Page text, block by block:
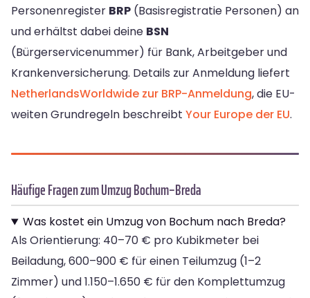
Personenregister BRP (Basisregistratie Personen) an
und erhältst dabei deine BSN
(Bürgerservicenummer) für Bank, Arbeitgeber und
Krankenversicherung. Details zur Anmeldung liefert
NetherlandsWorldwide zur BRP-Anmeldung, die EU-
weiten Grundregeln beschreibt Your Europe der EU.
Häufige Fragen zum Umzug Bochum–Breda
Was kostet ein Umzug von Bochum nach Breda?
Als Orientierung: 40–70 € pro Kubikmeter bei
Beiladung, 600–900 € für einen Teilumzug (1–2
Zimmer) und 1.150–1.650 € für den Komplettumzug